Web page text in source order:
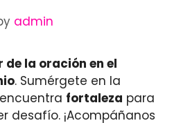
admin
de la oración en el
. Sumérgete en la
fortaleza para
desafío. ¡Acompáñanos